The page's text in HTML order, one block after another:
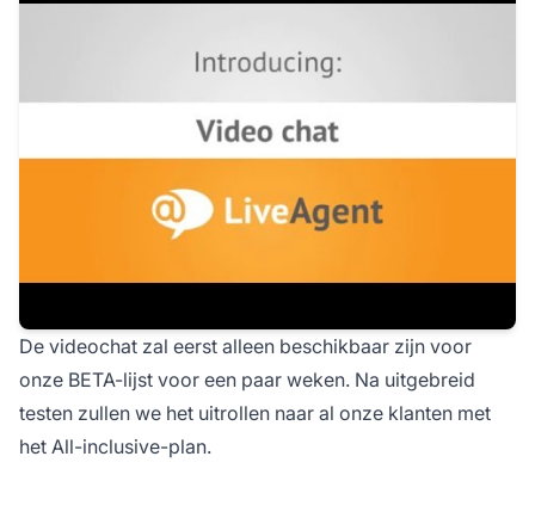
De videochat zal eerst alleen beschikbaar zijn voor
onze BETA-lijst voor een paar weken. Na uitgebreid
testen zullen we het uitrollen naar al onze klanten met
het All-inclusive-plan.